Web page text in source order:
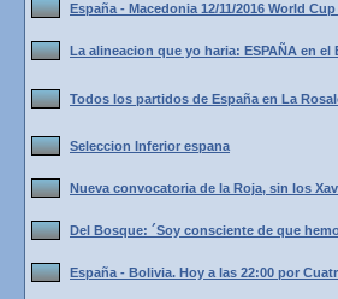
España - Macedonia 12/11/2016 World
La alineacion que yo haria: ESPAÑA en el
Todos los partidos de España en La
Seleccion Inferior espana
Nueva convocatoria de la Roja, sin los
Del Bosque: ´Soy consciente de que
España - Bolivia. Hoy a las 22:00 por